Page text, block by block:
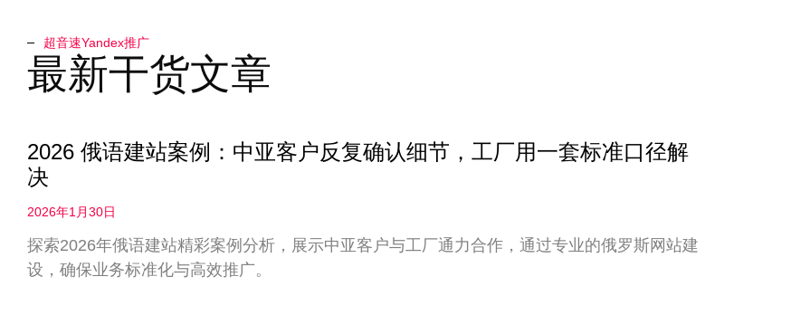
超音速Yandex推广​
最新干货文章
2026 俄语建站案例：中亚客户反复确认细节，工厂用一套标准口径解
决
2026年1月30日
探索2026年俄语建站精彩案例分析，展示中亚客户与工厂通力合作，通过专业的俄罗斯网站建
设，确保业务标准化与高效推广。